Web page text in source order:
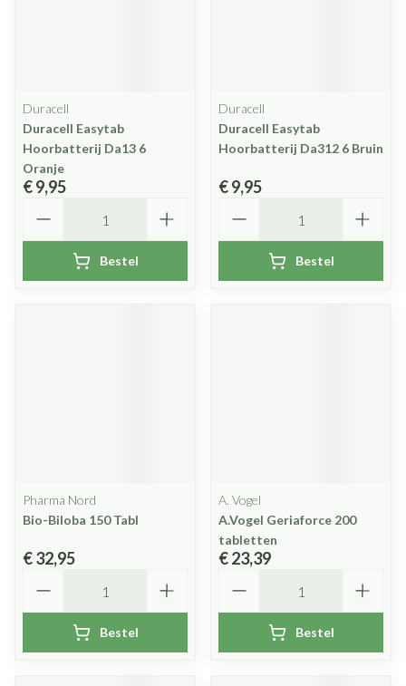
Duracell
Duracell Easytab
Hoorbatterij Da13 6
Oranje
€ 9,95
Bestel
Duracell
Duracell Easytab
Hoorbatterij Da312 6 Bruin
€ 9,95
Bestel
Pharma Nord
Bio-Biloba 150 Tabl
€ 32,95
Bestel
A. Vogel
A.Vogel Geriaforce 200
tabletten
€ 23,39
Bestel